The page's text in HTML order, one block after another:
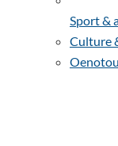
Sport &
Culture